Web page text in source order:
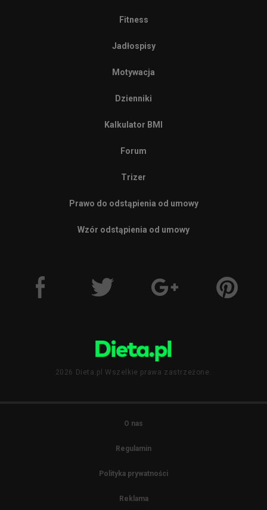
Fitness
Jadłospisy
Motywacja
Dzienniki
Kalkulator BMI
Forum
Trizer
Prawo do odstąpienia od umowy
Wzór odstąpienia od umowy
2026 Dieta.pl Wszelkie prawa zastrzeżone.
O nas
Regulamin
Polityka prywatności
Reklama